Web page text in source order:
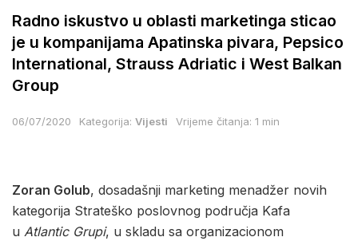
Radno iskustvo u oblasti marketinga sticao
je u kompanijama Apatinska pivara, Pepsico
International, Strauss Adriatic i West Balkan
Group
06/07/2020 Kategorija: Vijesti Vrijeme čitanja: 1 min
Zoran Golub, dosadašnji marketing menadžer novih
kategorija Strateško poslovnog područja Kafa
u Atlantic Grupi, u skladu sa organizacionom